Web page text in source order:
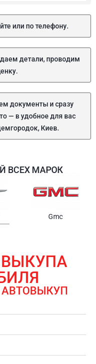
или по телефону.
детали, проводим
документы и сразу
— в удобное для вас
Киев.
ВСЕХ МАРОК
Gmc